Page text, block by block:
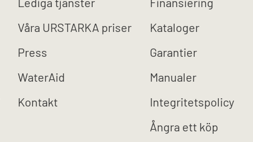
Våra URSTARKA priser
Press
WaterAid
Kontakt
Kataloger
Garantier
Manualer
Integritetspolicy
Ångra ett köp